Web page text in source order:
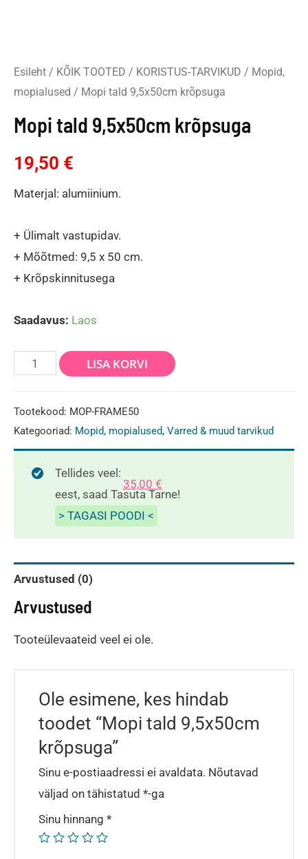
Esileht / KÕIK TOOTED / KORISTUS-TARVIKUD / Mopid,
mopialused / Mopi tald 9,5x50cm krõpsuga
Mopi tald 9,5x50cm krõpsuga
19,50 €
Materjal: alumiinium.
+ Ülimalt vastupidav.
+ Mõõtmed: 9,5 x 50 cm.
+ Krõpskinnitusega
Saadavus: Laos
Mopi
9,5x50cm
krõpsuga
kogus
LISA KORVI
Tootekood: MOP-FRAME50
Kategooriad: Mopid, mopialused, Varred & muud tarvikud
Tellides veel:
35,00 €
eest, saad Tasuta Tarne!
> TAGASI POODI <
Arvustused (0)
Arvustused
Tooteülevaateid veel ei ole.
Ole esimene, kes hindab
toodet “Mopi tald 9,5x50cm
krõpsuga”
Sinu e-postiaadressi ei avaldata. Nõutavad
väljad on tähistatud *-ga
Sinu hinnang *